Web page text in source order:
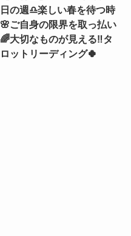
日の週♎️楽しい春を待つ時
🌸ご自身の限界を取っ払い
🌈大切なものが見える‼️タ
ロットリーディング🍀